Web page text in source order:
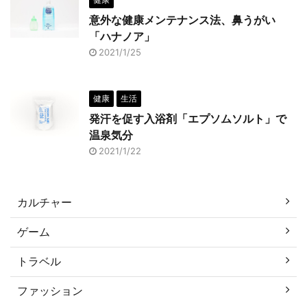
意外な健康メンテナンス法、鼻うがい
「ハナノア」
2021/1/25
健康 生活
発汗を促す入浴剤「エプソムソルト」で
温泉気分
2021/1/22
カルチャー
ゲーム
トラベル
ファッション